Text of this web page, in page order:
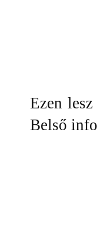
Ezen
Belső